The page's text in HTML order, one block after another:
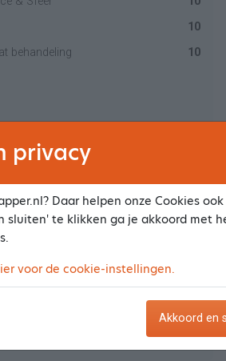
10
behandeling
10
8
& Sfeer
behandeling
privacy
Daar helpen onze Cookies
sluiten' te klikken ga je akkoord met
voor de cookie-instellingen.
Akkoord en